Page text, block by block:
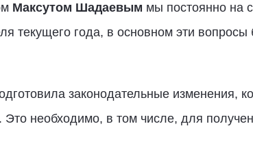
Максутом Шадаевым мы постоянно на
текущего года, в основном эти
законодательные изменения,
необходимо, в том числе, для